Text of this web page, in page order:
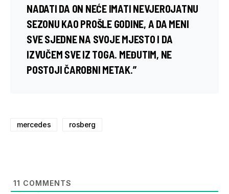
NADATI DA ON NEĆE IMATI NEVJEROJATNU
SEZONU KAO PROŠLE GODINE, A DA MENI
SVE SJEDNE NA SVOJE MJESTO I DA
IZVUČEM SVE IZ TOGA. MEĐUTIM, NE
POSTOJI ČAROBNI METAK.”
mercedes rosberg
11 COMMENTS